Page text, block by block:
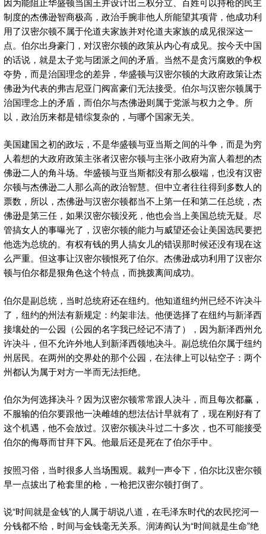
制度的杰佛逊智商极高，政治手腕非他人所能望其项背，他成功利
用了汉密尔顿不属于伦道夫家族并对伦道夫家族的成见很深这一
点。伯尔出身豪门，对汉密尔顿的政策从内心有成见。按今天中国
的话说，就是太子党与团派之间的矛盾。当然不是贪污腐败的争权
夺势，而是治国理念的差异，华盛顿与汉密尔顿的大政府政策让杰
佛逊为代表的弗吉尼亚门阀富豪们无法接受。伯尔与汉密尔顿属于
治国理念上的矛盾，而伯尔与杰佛逊则属于党派与权力之争。所
以，政治历来都是错综复杂的，与哪个国家无关。
美国建国之初的政坛，不是华盛顿与亚当斯之间的斗争，而是为穷
人着想的大政府政策主张者汉密尔顿与主张小政府为富人着想的杰
佛逊二人的角斗场。华盛顿与亚当斯都没有那么极端，也没有汉密
尔顿与杰佛逊二人那么高的政治智慧。但中立者往往得到多数人的
票数，所以，杰佛逊与汉密尔顿都当不上第一任和第二任总统，杰
佛逊是第三任，如果汉密尔顿没死，他也会当上美国总统无疑。尽
管搞女人的事曝光了，汉密尔顿的能力与威望还会让美国选民要把
他选为总统的。有权有钱的男人搞女儿的错误那时候还没有现在这
么严重。但这事让汉密尔顿恨死了伯尔。杰佛逊成功利用了汉密尔
顿与伯尔都是狠角色这个特点，而挑拨离间成功。
伯尔是副总统，当时总统府还在纽约。他知道纽约州已经不许决斗
了，纽约的州法有新规定：约架非法。他便选择了在纽约与新泽西
接壤处的一公园（公园的名字我已经记不清了），因为新泽西州允
许决斗，但不允许外地人到新泽西领地决斗。副总统伯尔属于纽约
州居民。在两州的交界处的那个公园，在法律上可以钻空子：两个
州都认为属于对方一半而无法拒绝。
伯尔为何选择决斗？因为汉密尔顿常常跟人决斗，而且每次都赢，
不服输的伯尔要跟他一决雌雄的想法估计早就有了，现在刚好有了
这个机遇，他不会放过。汉密尔顿决斗过二十多次，也不可能接受
伯尔的侮辱而甘拜下风。他最后还是死在了伯尔手中。
按照习俗，当时很多人当场围观。裁判一声令下，伯尔比汉密尔顿
早一点拔出了枪套里的枪，一枪把汉密尔顿打倒了。
说“时间就是金钱”的人属于胡说八道，在毛泽东时代的农民挖河一
分钱都不给，时间与金钱毫无关系。润涛阎认为“时间就是生命”绝